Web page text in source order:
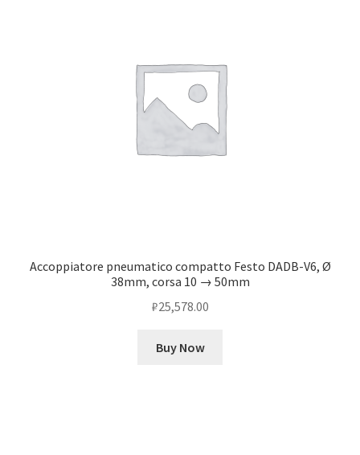
Accoppiatore pneumatico compatto Festo DADB-V6, Ø
38mm, corsa 10 → 50mm
₽25,578.00
Buy Now